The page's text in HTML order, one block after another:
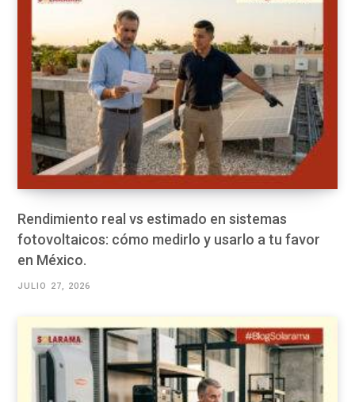
Rendimiento real vs estimado en sistemas
fotovoltaicos: cómo medirlo y usarlo a tu favor
en México.
JULIO 27, 2026